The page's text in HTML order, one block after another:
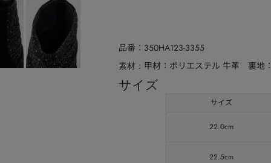
品番 350HA123-3355
素材 甲材：ポリエステル 牛革 裏地
サイズ
サイズ
22.0cm
22.5cm